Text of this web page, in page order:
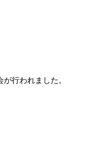
行われました。